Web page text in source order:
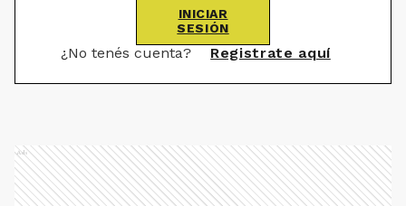
INICIAR
SESIÓN
¿No tenés cuenta? Registrate aquí
Ads